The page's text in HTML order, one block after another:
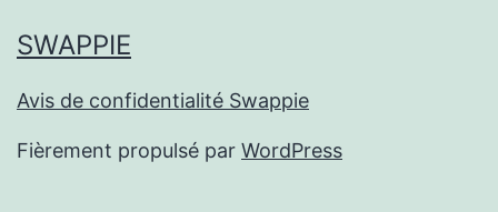
SWAPPIE
Avis de confidentialité Swappie
Fièrement propulsé par WordPress